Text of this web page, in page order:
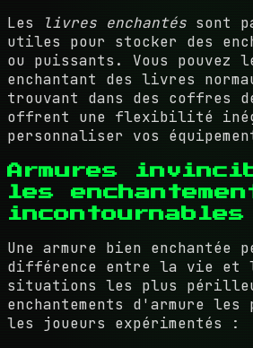
Les
livres enchantés sont
utiles pour stocker des
ou puissants. Vous pouvez
enchantant des livres
trouvant dans des coffres
offrent une flexibilité
personnaliser vos
Armures
les
incontournables
Une armure bien
différence entre la vie et
situations les plus
enchantements d'armure
les joueurs expérimentés :